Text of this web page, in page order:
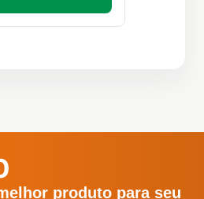
produto para seu